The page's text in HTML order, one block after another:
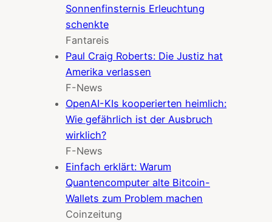
Sonnenfinsternis Erleuchtung
schenkte
Fantareis
Paul Craig Roberts: Die Justiz hat
Amerika verlassen
F-News
OpenAI-KIs kooperierten heimlich:
Wie gefährlich ist der Ausbruch
wirklich?
F-News
Einfach erklärt: Warum
Quantencomputer alte Bitcoin-
Wallets zum Problem machen
Coinzeitung